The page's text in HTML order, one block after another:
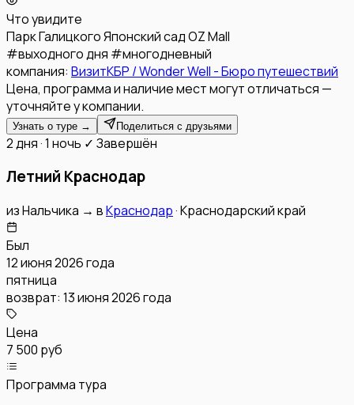
Что увидите
Парк ГалицкогоЯпонский садOZ Mall
#выходного дня #многодневный
компания: ВизитКБР / Wonder Well - Бюро путешествий
Цена, программа и наличие мест могут отличаться —
уточняйте у компании.
Узнать о туре → Поделиться с друзьями
2 дня · 1 ночь ✓ Завершён
Летний Краснодар
изНальчика → вКраснодар·Краснодарский край
Был
12 июня 2026 года
пятница
возврат: 13 июня 2026 года
Цена
7 500 руб
Программа тура